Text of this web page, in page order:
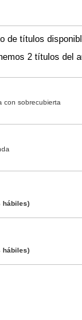
de títulos
2 títulos del
con sobrecubierta
hábiles)
hábiles)